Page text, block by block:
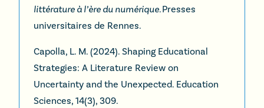
littérature à l’ère du numérique.Presses
universitaires de Rennes.
Capolla, L. M. (2024). Shaping Educational
Strategies: A Literature Review on
Uncertainty and the Unexpected. Education
Sciences, 14(3), 309.